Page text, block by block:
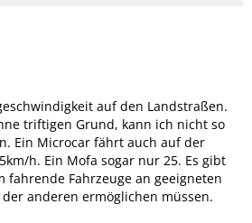
auf den Landstraßen.
triftigen Grund, kann ich nicht so
Ein Microcar fährt auch auf der
h. Ein Mofa sogar nur 25. Es gibt
fahrende Fahrzeuge an geeigneten
anderen ermöglichen müssen.